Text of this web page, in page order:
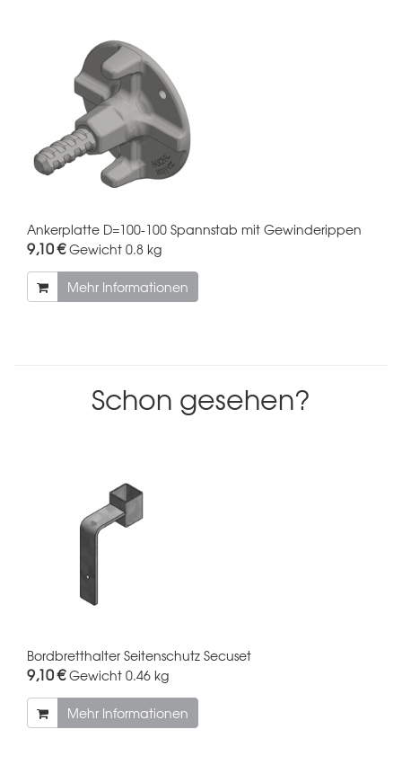
Ankerplatte D=100-100 Spannstab mit Gewinderippen
9,10 €Gewicht 0.8 kg
Mehr Informationen
Schon gesehen?
Bordbretthalter Seitenschutz Secuset
9,10 €Gewicht 0.46 kg
Mehr Informationen